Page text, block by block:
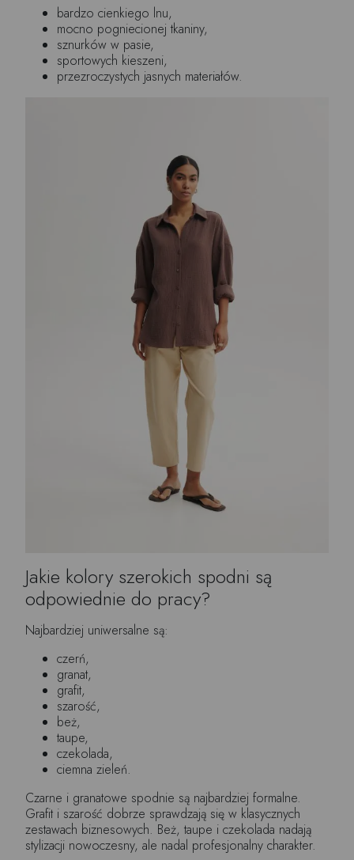
bardzo cienkiego lnu,
mocno pogniecionej tkaniny,
sznurków w pasie,
sportowych kieszeni,
przezroczystych jasnych materiałów.
Jakie kolory szerokich spodni są
odpowiednie do pracy?
Najbardziej uniwersalne są:
czerń,
granat,
grafit,
szarość,
beż,
taupe,
czekolada,
ciemna zieleń.
Czarne i granatowe spodnie są najbardziej formalne.
Grafit i szarość dobrze sprawdzają się w klasycznych
zestawach biznesowych. Beż, taupe i czekolada nadają
stylizacji nowoczesny, ale nadal profesjonalny charakter.